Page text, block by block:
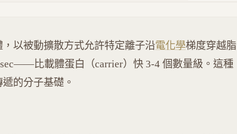
，以被動擴散方式允許特定離子沿電化學梯度穿越脂
sec——比載體蛋白（carrier）快 3-4 個數量級。這種
的分子基礎。